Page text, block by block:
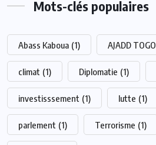
Mots-clés populaires
Abass Kaboua (1) AJADD TOGO
climat (1) Diplomatie (1)
investisssement (1) lutte (1)
parlement (1) Terrorisme (1)